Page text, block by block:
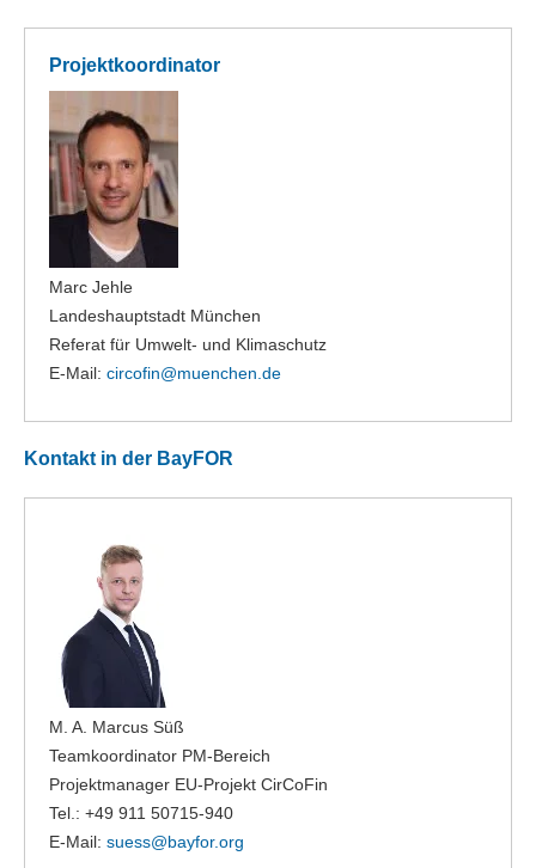
Projektkoordinator
Marc Jehle
Landeshauptstadt München
Referat für Umwelt- und Klimaschutz
E-Mail: circofin@muenchen.de
Kontakt in der BayFOR
M. A. Marcus Süß
Teamkoordinator PM-Bereich
Projektmanager EU-Projekt CirCoFin
Tel.: +49 911 50715-940
E-Mail: suess@bayfor.org